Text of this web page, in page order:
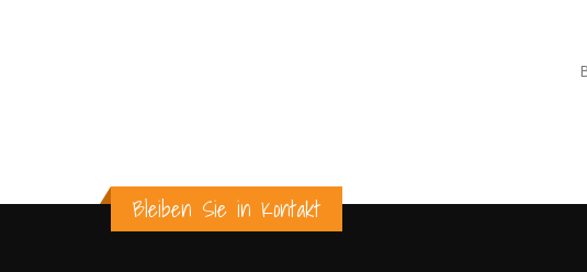
Bleiben Sie in Kontakt